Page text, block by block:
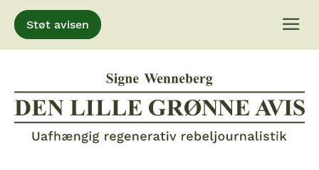
Gå
til
indhold
Støt avisen